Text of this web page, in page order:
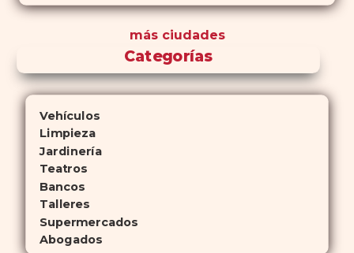
más ciudades
Categorías
Vehículos
Limpieza
Jardinería
Teatros
Bancos
Talleres
Supermercados
Abogados